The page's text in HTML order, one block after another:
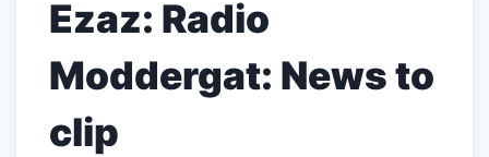
Ezaz: Radio
Moddergat: News to
clip